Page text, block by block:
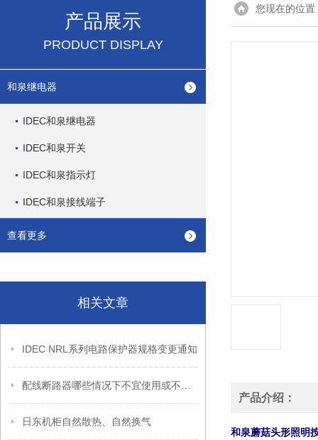
产品展示
PRODUCT DISPLAY
和泉继电器
IDEC和泉继电器
IDEC和泉开关
IDEC和泉指示灯
IDEC和泉接线端子
查看更多
相关文章
IDEC NRL系列电路保护器规格变更通知
日东机柜自然散热、自然换气
您现在的位置
产品介绍：
和泉蘑菇头形照明